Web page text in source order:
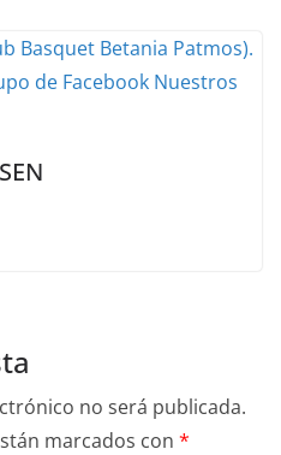
no será publicada.
marcados con *